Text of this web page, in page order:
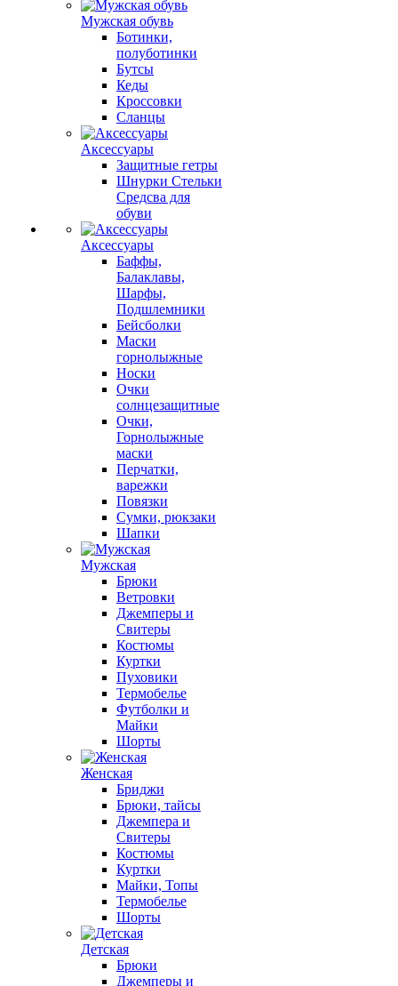
Мужская обувь
Ботинки,
полуботинки
Бутсы
Кеды
Кроссовки
Сланцы
Аксессуары
Защитные гетры
Шнурки Стельки
Средсва для
обуви
Аксессуары
Баффы,
Балаклавы,
Шарфы,
Подшлемники
Бейсболки
Маски
горнолыжные
Носки
Очки
солнцезащитные
Очки,
Горнолыжные
маски
Перчатки,
варежки
Повязки
Сумки, рюкзаки
Шапки
Мужская
Брюки
Ветровки
Джемперы и
Свитеры
Костюмы
Куртки
Пуховики
Термобелье
Футболки и
Майки
Шорты
Женская
Бриджи
Брюки, тайсы
Джемпера и
Свитеры
Костюмы
Куртки
Майки, Топы
Термобелье
Шорты
Детская
Брюки
Джемперы и